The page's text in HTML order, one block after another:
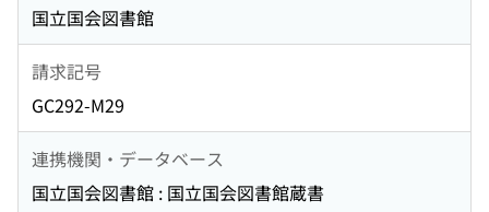
国立国会図書館
請求記号
GC292-M29
連携機関・データベース
国立国会図書館 : 国立国会図書館蔵書